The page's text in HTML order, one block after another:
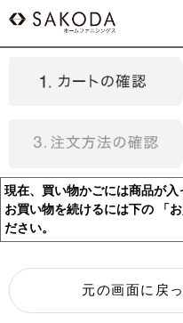
現在、買い物かごには商品が入
お買い物を続けるには下の 「
ださい。